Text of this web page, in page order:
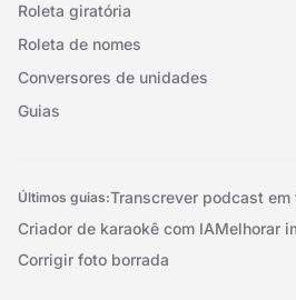
Roleta giratória
Roleta de nomes
Conversores de unidades
Guias
Últimos guias:Transcrever podcast em
Criador de karaokê com IAMelhorar
Corrigir foto borrada